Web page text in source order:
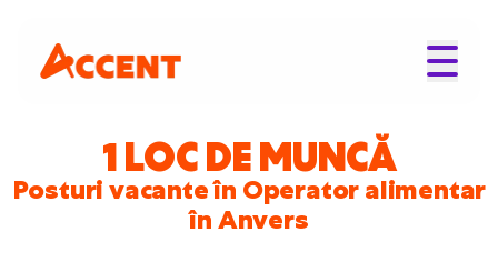
1 LOC DE MUNCĂ
Posturi vacante în Operator alimentar
în Anvers